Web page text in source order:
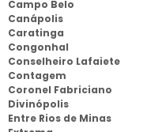
Campo Belo
Canápolis
Caratinga
Congonhal
Conselheiro Lafaiete
Contagem
Coronel Fabriciano
Divinópolis
Entre Rios de Minas